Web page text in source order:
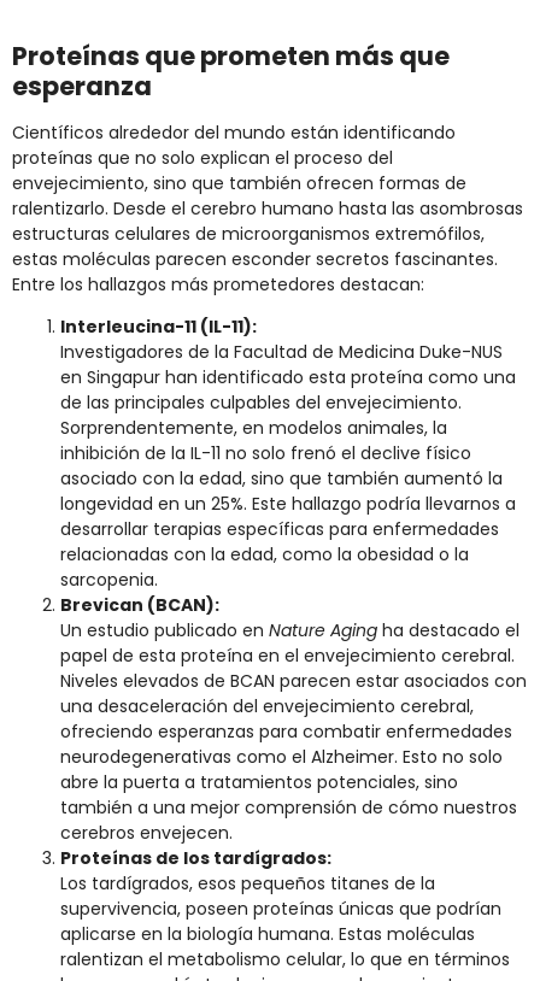
Proteínas que prometen más que
esperanza
Científicos alrededor del mundo están identificando
proteínas que no solo explican el proceso del
envejecimiento, sino que también ofrecen formas de
ralentizarlo. Desde el cerebro humano hasta las asombrosas
estructuras celulares de microorganismos extremófilos,
estas moléculas parecen esconder secretos fascinantes.
Entre los hallazgos más prometedores destacan:
Interleucina-11 (IL-11):
Investigadores de la Facultad de Medicina Duke-NUS
en Singapur han identificado esta proteína como una
de las principales culpables del envejecimiento.
Sorprendentemente, en modelos animales, la
inhibición de la IL-11 no solo frenó el declive físico
asociado con la edad, sino que también aumentó la
longevidad en un 25%. Este hallazgo podría llevarnos a
desarrollar terapias específicas para enfermedades
relacionadas con la edad, como la obesidad o la
sarcopenia.
Brevican (BCAN):
Un estudio publicado en Nature Aging ha destacado el
papel de esta proteína en el envejecimiento cerebral.
Niveles elevados de BCAN parecen estar asociados con
una desaceleración del envejecimiento cerebral,
ofreciendo esperanzas para combatir enfermedades
neurodegenerativas como el Alzheimer. Esto no solo
abre la puerta a tratamientos potenciales, sino
también a una mejor comprensión de cómo nuestros
cerebros envejecen.
Proteínas de los tardígrados:
Los tardígrados, esos pequeños titanes de la
supervivencia, poseen proteínas únicas que podrían
aplicarse en la biología humana. Estas moléculas
ralentizan el metabolismo celular, lo que en términos